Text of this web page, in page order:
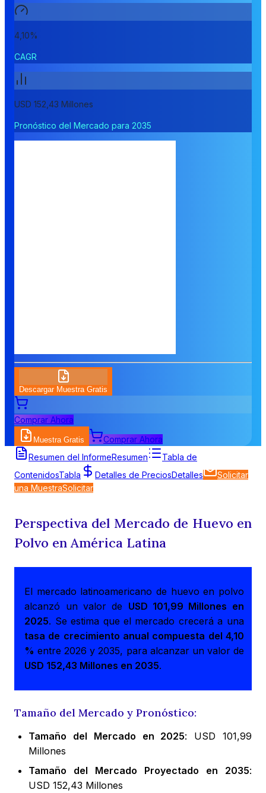
4,10%
CAGR
USD 152,43 Millones
Pronóstico del Mercado para 2035
Descargar Muestra Gratis
Comprar Ahora
Muestra Gratis
Comprar Ahora
Resumen del InformeResumen
Tabla de
ContenidosTabla Detalles de PreciosDetalles
Solicitar
una MuestraSolicitar
Perspectiva del Mercado de Huevo en
Polvo en América Latina
El mercado latinoamericano de huevo en polvo
alcanzó un valor de USD 101,99 Millones en
2025. Se estima que el mercado crecerá a una
tasa de crecimiento anual compuesta del 4,10
% entre 2026 y 2035, para alcanzar un valor de
USD 152,43 Millones en 2035.
Tamaño del Mercado y Pronóstico:
Tamaño del Mercado en 2025: USD 101,99
Millones
Tamaño del Mercado Proyectado en 2035:
USD 152,43 Millones